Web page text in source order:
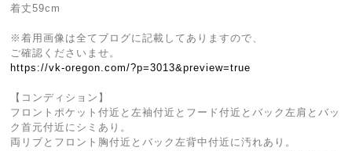
着丈59cm
※着用画像は全てブログに記載してありますので、
ご確認くださいませ。
https://vk-oregon.com/?p=3013&preview=true
【コンディション】
フロントポケット付近と左袖付近とフード付近とバック左肩とバッ
ク首元付近にシミあり。
両リブとフロント胸付近とバック左背中付近に汚れあり。